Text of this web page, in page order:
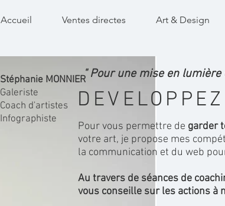
Accueil Ventes directes Art & Design
Stéphanie MONNIER
Galeriste
Coach d'artistes
Infographiste
" Pour une mise en
Pour vous permettre de garder
votre art, je propose mes
la communication et du web
Au travers de séances de
vous conseille sur les actions à